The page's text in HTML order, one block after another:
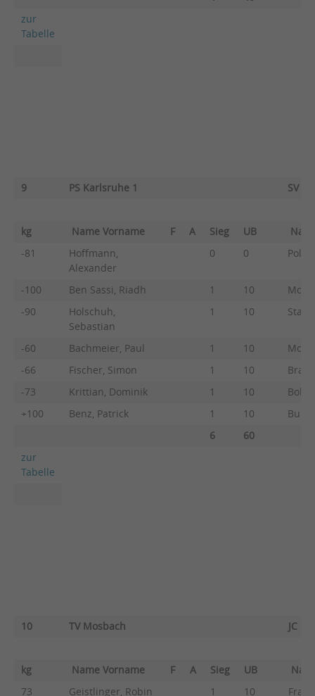
zur
Tabelle
9 PS Karlsruhe 1 SV
kg Name Vorname F A Sieg UB
-81
Hoffmann,
Alexander
0 0
-100 Ben Sassi, Riadh 1 10
-90
Holschuh,
Sebastian
1 10
-60 Bachmeier, Paul 1 10
-66
Fischer, Simon 1 10
-73
Krittian, Dominik 1 10
+100
Benz, Patrick 1 10
6
60
zur
Tabelle
10 TV Mosbach JC
kg Name Vorname F A Sieg UB
73
Geistlinger, Robin 1 10